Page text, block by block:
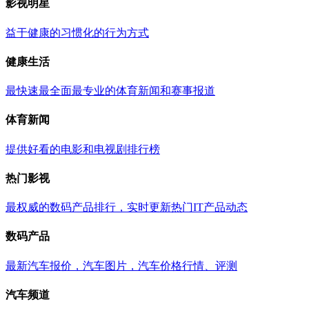
影视明星
益于健康的习惯化的行为方式
健康生活
最快速最全面最专业的体育新闻和赛事报道
体育新闻
提供好看的电影和电视剧排行榜
热门影视
最权威的数码产品排行，实时更新热门IT产品动态
数码产品
最新汽车报价，汽车图片，汽车价格行情、评测
汽车频道